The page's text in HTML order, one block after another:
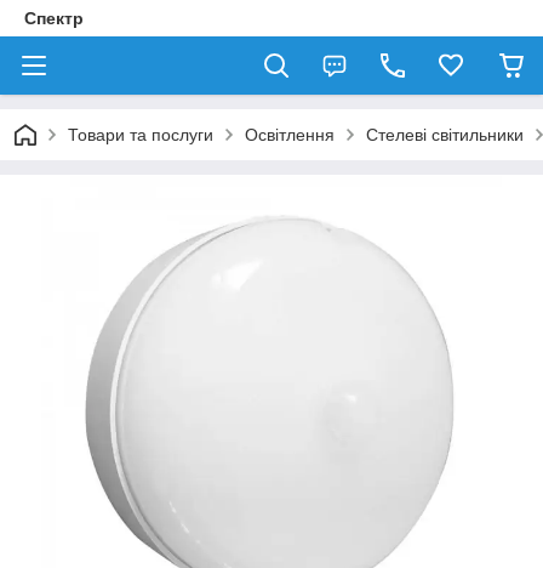
Спектр
Товари та послуги Освітлення Стелеві світильники